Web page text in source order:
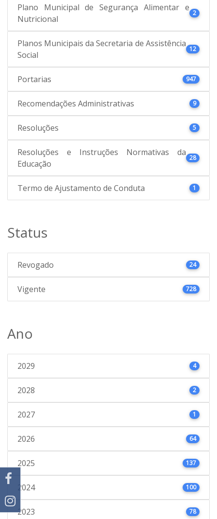
Plano Municipal de Segurança Alimentar e
Nutricional
2
Planos Municipais da Secretaria de Assistência
Social
12
Portarias 947
Recomendações Administrativas 9
Resoluções 5
Resoluções e Instruções Normativas da
Educação
28
Termo de Ajustamento de Conduta 1
Status
Revogado 24
Vigente 728
Ano
2029 4
2028 2
2027 1
2026 64
2025 137
2024 100
2023 78